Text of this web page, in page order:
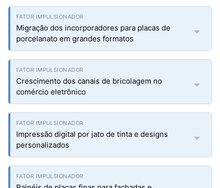
Migração dos incorporadores para placas de
porcelanato em grandes formatos
Crescimento dos canais de bricolagem no
comércio eletrônico
Impressão digital por jato de tinta e designs
personalizados